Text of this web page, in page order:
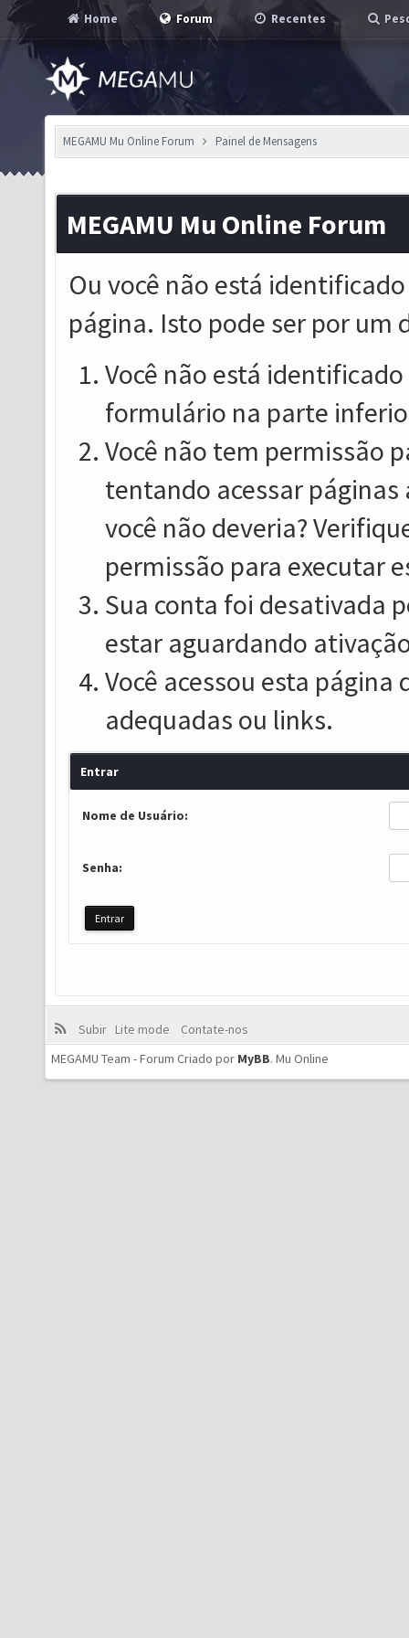
Home Forum Recentes
MEGAMU Mu Online Forum Painel de Mensagens
MEGAMU Mu Online Forum
Ou você não está
página. Isto pode ser por um
Você não está
formulário na parte
Você não tem permissão
tentando acessar
você não deveria?
permissão para executar
Sua conta foi desativada
estar aguardando
Você acessou esta
adequadas ou links.
Entrar
Nome de Usuário:
Senha:
Subir Lite mode
Contate-nos
MEGAMU Team - Forum Criado por MyBB. Mu Online